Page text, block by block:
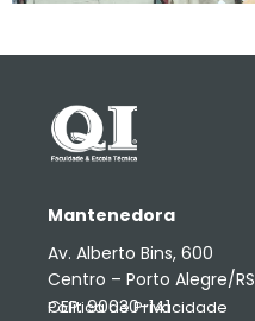
Mantenedora
Av. Alberto Bins, 600
Centro – Porto Alegre/RS
CEP: 90030-141
Política de Privacidade